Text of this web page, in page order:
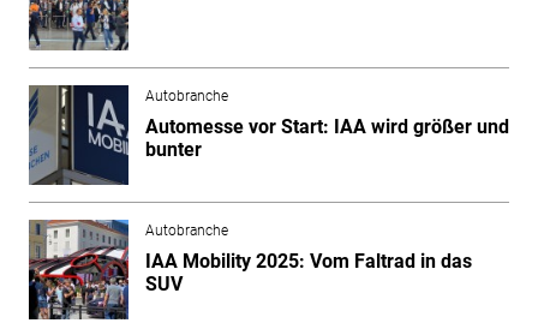
Autobranche
Automesse vor Start: IAA wird größer und
bunter
Autobranche
IAA Mobility 2025: Vom Faltrad in das
SUV